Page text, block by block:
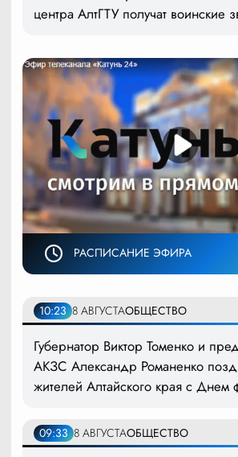
центра АлтГТУ получат воинские
РАСПИСАНИЕ ЭФИРА
10:23 8 АВГУСТАОБЩЕСТВО
Губернатор Виктор Томенко и
АКЗС Александр Романенко
жителей Алтайского края с Днем
09:33 8 АВГУСТАОБЩЕСТВО